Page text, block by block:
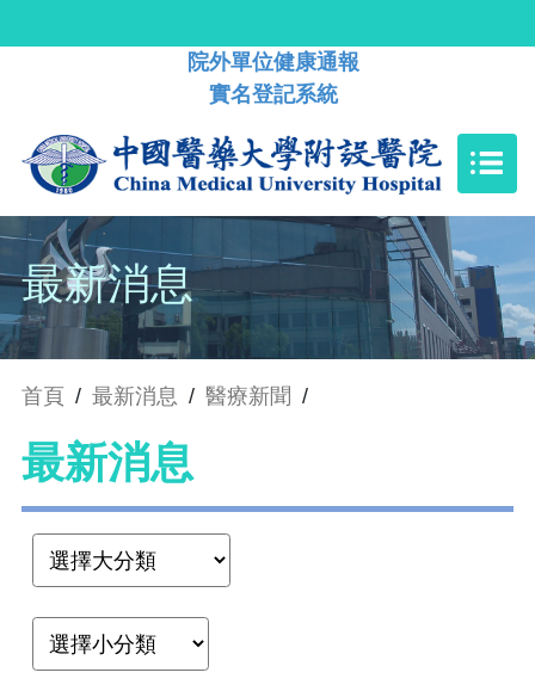
院外單位健康通報
實名登記系統
最新消息
首頁 / 最新消息 / 醫療新聞 /
最新消息